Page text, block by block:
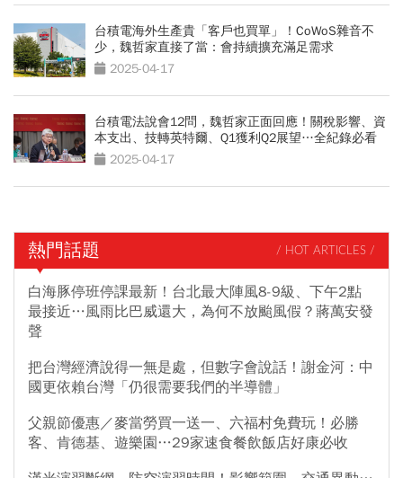
台積電海外生產貴「客戶也買單」！CoWoS雜音不
少，魏哲家直接了當：會持續擴充滿足需求
2025-04-17
台積電法說會12問，魏哲家正面回應！關稅影響、資
本支出、技轉英特爾、Q1獲利Q2展望…全紀錄必看
2025-04-17
熱門話題 / HOT ARTICLES /
白海豚停班停課最新！台北最大陣風8-9級、下午2點
最接近…風雨比巴威還大，為何不放颱風假？蔣萬安發
聲
把台灣經濟說得一無是處，但數字會說話！謝金河：中
國更依賴台灣「仍很需要我們的半導體」
父親節優惠／麥當勞買一送一、六福村免費玩！必勝
客、肯德基、遊樂園…29家速食餐飲飯店好康必收